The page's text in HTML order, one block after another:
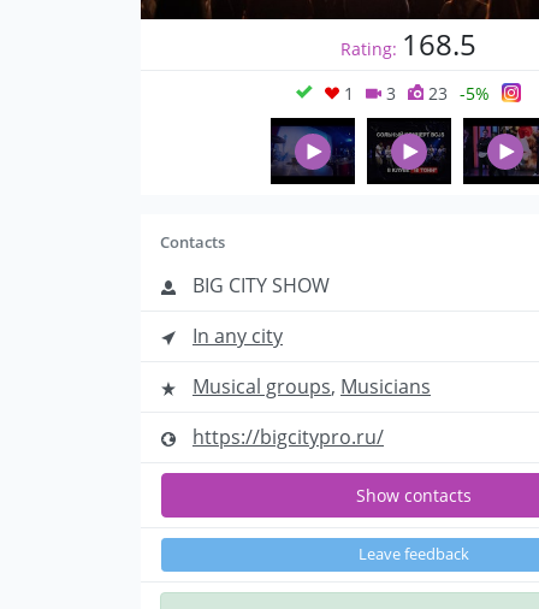
Rating: 168.5
1 3 23 -5%
Contacts
BIG CITY SHOW
In any city
Musical groups, Musicians
https://bigcitypro.ru/
Show contacts
Leave feedback